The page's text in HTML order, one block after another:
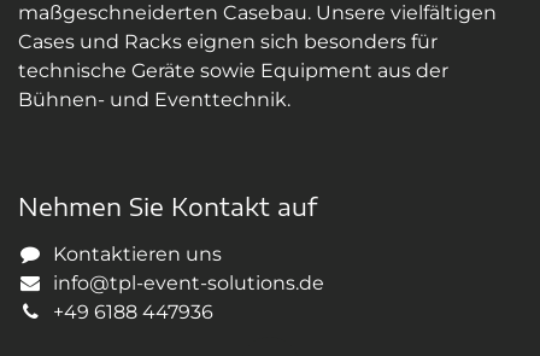
maßgeschneiderten Casebau. Unsere vielfältigen
Cases und Racks eignen sich besonders für
technische Geräte sowie Equipment aus der
Bühnen- und Eventtechnik.
Nehmen Sie Kontakt auf
Kontaktieren uns
info@tpl-event-solutions.de
+49 6188 447936